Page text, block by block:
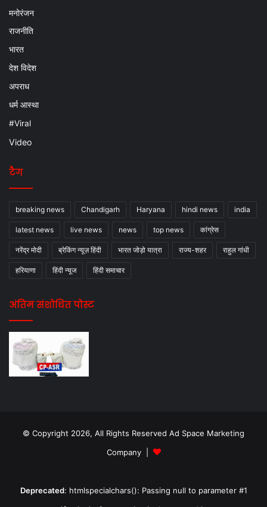
मनोरंजन
राजनीति
भारत
देश विदेश
अपराध
धर्म आस्था
#Viral
Video
टैग
breaking news Chandigarh Haryana hindi news india
latest news live news news top news कांग्रेस
नरेंद्र मोदी ब्रेकिंग न्यूज़ हिंदी भारत जोड़ो यात्रा राज्य-शहर राहुल गांधी
हरियाणा हिंदी न्यूज हिंदी समाचार
अंतिम संशोधित पोस्ट
© Copyright 2026, All Rights Reserved Ad Space Marketing
Company |
Deprecated: htmlspecialchars(): Passing null to parameter #1